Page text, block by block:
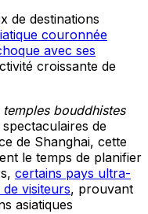
de destinations
couronnée
avec ses
croissante de
temples bouddhistes
de
de Shanghai, cette
le temps de planifier
certains pays ultra-
visiteurs, prouvant
asiatiques